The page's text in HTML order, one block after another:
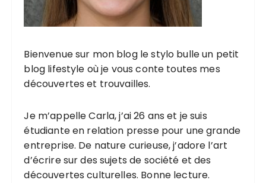
Bienvenue sur mon blog le stylo bulle un petit
blog lifestyle où je vous conte toutes mes
découvertes et trouvailles.
Je m’appelle Carla, j’ai 26 ans et je suis
étudiante en relation presse pour une grande
entreprise. De nature curieuse, j’adore l’art
d’écrire sur des sujets de société et des
découvertes culturelles. Bonne lecture.